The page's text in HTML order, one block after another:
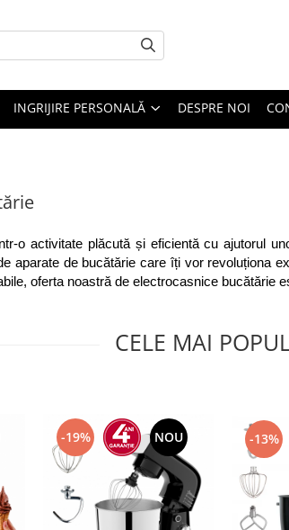
INGRIJIRE PERSONALĂ DESPRE NOI
o activitate plăcută și eficientă cu ajutorul
aparate de bucătărie care îți vor revoluționa
oferta noastră de electrocasnice bucătărie
CELE MAI
-19% NOU -13%